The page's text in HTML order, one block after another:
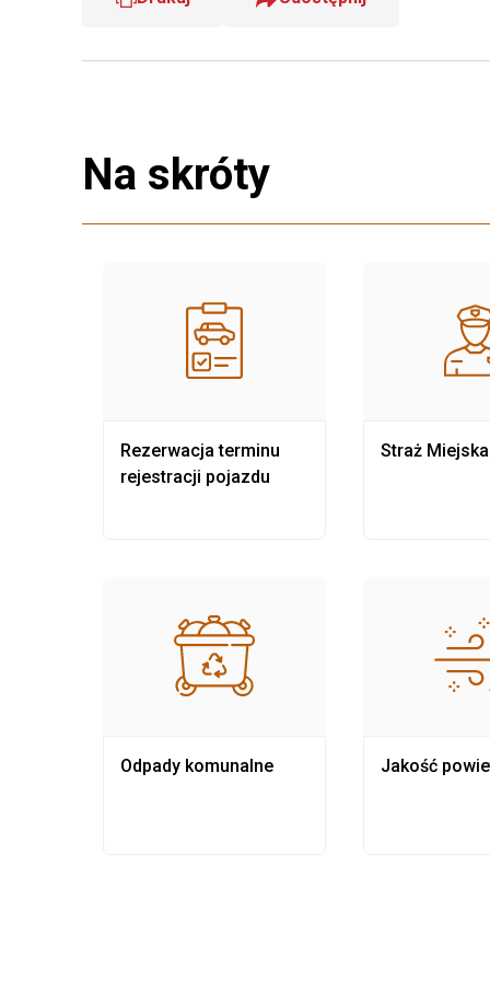
Na skróty
Rezerwacja terminu
rejestracji pojazdu
Odpady komunalne
Straż Miejska
Jakość